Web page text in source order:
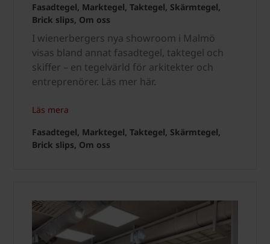
Fasadtegel, Marktegel, Taktegel, Skärmtegel,
Brick slips, Om oss
I wienerbergers nya showroom i Malmö
visas bland annat fasadtegel, taktegel och
skiffer – en tegelvärld för arkitekter och
entreprenörer. Läs mer här.
Läs mera
Fasadtegel, Marktegel, Taktegel, Skärmtegel,
Brick slips, Om oss